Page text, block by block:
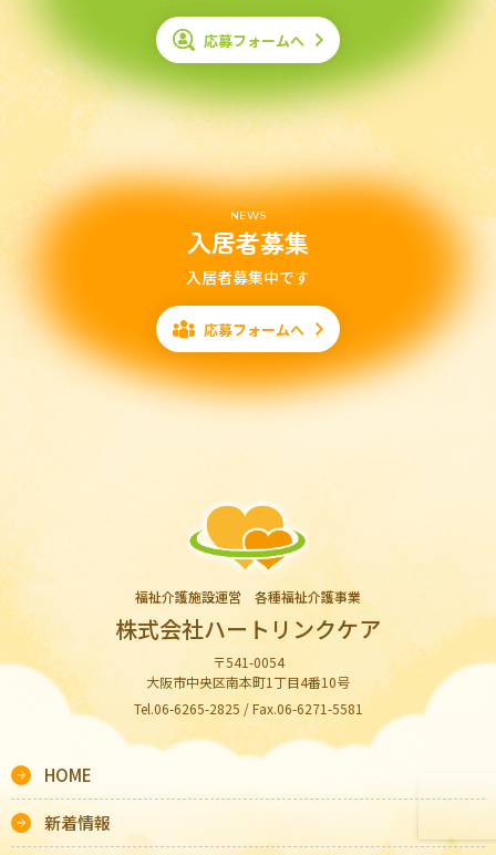
応募フォームへ
NEWS
入居者募集
入居者募集中です
応募フォームへ
福祉介護施設運営 各種福祉介護事業
株式会社ハートリンクケア
〒541-0054
大阪市中央区南本町1丁目4番10号
Tel.06-6265-2825 / Fax.06-6271-5581
HOME
新着情報